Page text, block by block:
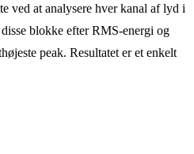
ved at analysere hver kanal af lyd i
blokke efter RMS-energi og
peak. Resultatet er et enkelt